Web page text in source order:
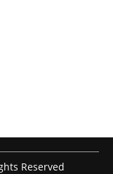
Reserved